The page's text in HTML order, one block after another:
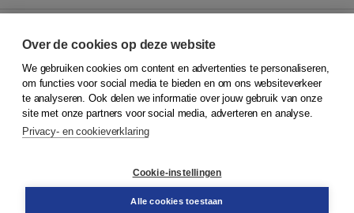
© 2026Koninklijke Boom uitgevers
Klantenservice
Service & informatie
Contact
Over de cookies op deze website
We gebruiken cookies om content en advertenties te personaliseren,
om functies voor social media te bieden en om ons websiteverkeer
te analyseren. Ook delen we informatie over jouw gebruik van onze
site met onze partners voor social media, adverteren en analyse.
Privacy- en cookieverklaring
Cookie-instellingen
Alle cookies toestaan